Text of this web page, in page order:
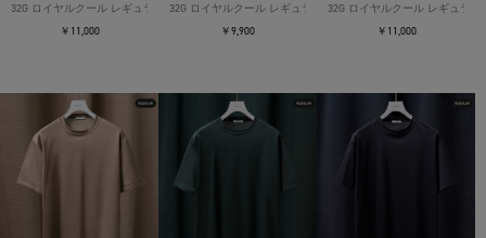
32G ロイヤルクール レギュラーTシャツ
￥11,000
32G ロイヤルクール レギュラーTシャツ
￥9,900
32G ロイヤルクール レギュラー
￥11,000